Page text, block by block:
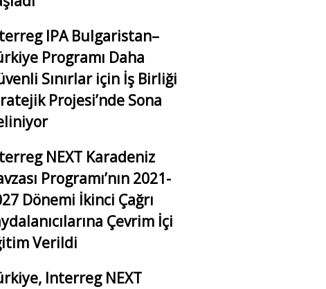
IPA Bulgaristan–
Programı Daha
Sınırlar için İş Birliği
Projesi’nde Sona
NEXT Karadeniz
Programı’nın 2021-
Dönemi İkinci Çağrı
Çevrim İçi
Verildi
Interreg NEXT